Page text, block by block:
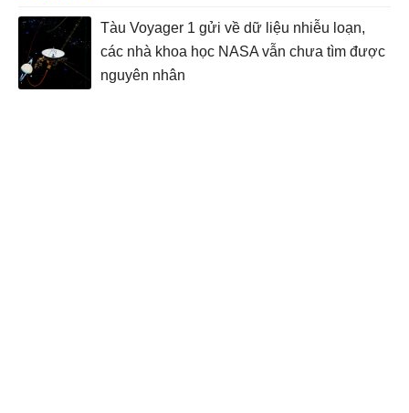
Tàu Voyager 1 gửi về dữ liệu nhiễu loạn,
các nhà khoa học NASA vẫn chưa tìm được
nguyên nhân